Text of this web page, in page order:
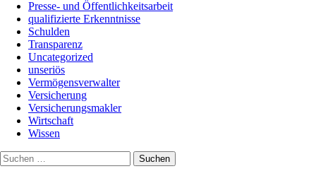
Presse- und Öffentlichkeitsarbeit
qualifizierte Erkenntnisse
Schulden
Transparenz
Uncategorized
unseriös
Vermögensverwalter
Versicherung
Versicherungsmakler
Wirtschaft
Wissen
Suchen
nach: